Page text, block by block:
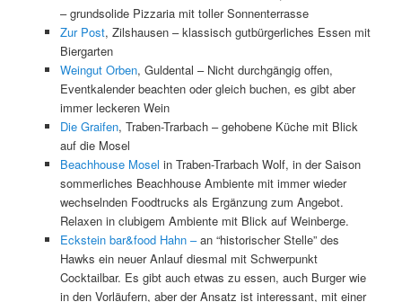
– grundsolide Pizzaria mit toller Sonnenterrasse
Zur Post, Zilshausen – klassisch gutbürgerliches Essen mit
Biergarten
Weingut Orben, Guldental – Nicht durchgängig offen,
Eventkalender beachten oder gleich buchen, es gibt aber
immer leckeren Wein
Die Graifen, Traben-Trarbach – gehobene Küche mit Blick
auf die Mosel
Beachhouse Mosel in Traben-Trarbach Wolf, in der Saison
sommerliches Beachhouse Ambiente mit immer wieder
wechselnden Foodtrucks als Ergänzung zum Angebot.
Relaxen in clubigem Ambiente mit Blick auf Weinberge.
Eckstein bar&food Hahn –an “historischer Stelle” des
Hawks ein neuer Anlauf diesmal mit Schwerpunkt
Cocktailbar. Es gibt auch etwas zu essen, auch Burger wie
in den Vorläufern, aber der Ansatz ist interessant, mit einer